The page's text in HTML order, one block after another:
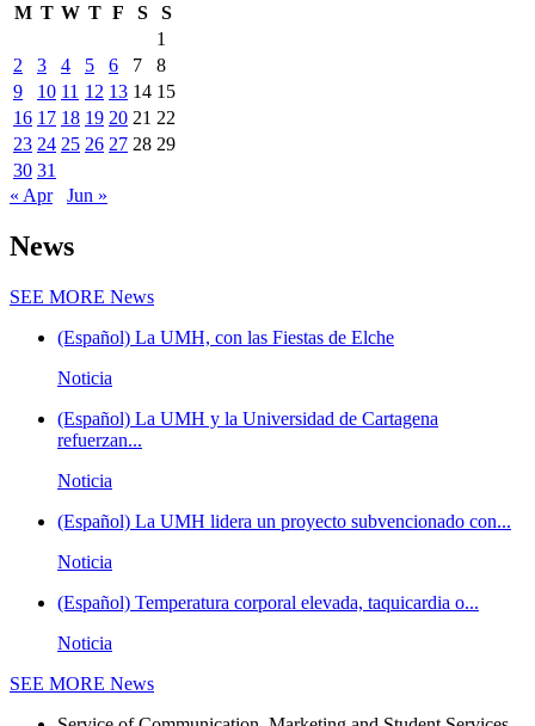
M T W T F S
S
1
2
3 4 5 6 7
8
9
10 11 12 13 14 15
16 17 18 19 20 21 22
23 24 25 26 27 28 29
30 31
« Apr
Jun »
News
SEE MORE News
(Español) La UMH, con las Fiestas de Elche
Noticia
(Español) La UMH y la Universidad de Cartagena
refuerzan...
Noticia
(Español) La UMH lidera un proyecto subvencionado con...
Noticia
(Español) Temperatura corporal elevada, taquicardia o...
Noticia
SEE MORE News